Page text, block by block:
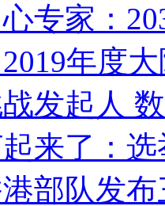
专家：
年度
发起人
来了：
部队发